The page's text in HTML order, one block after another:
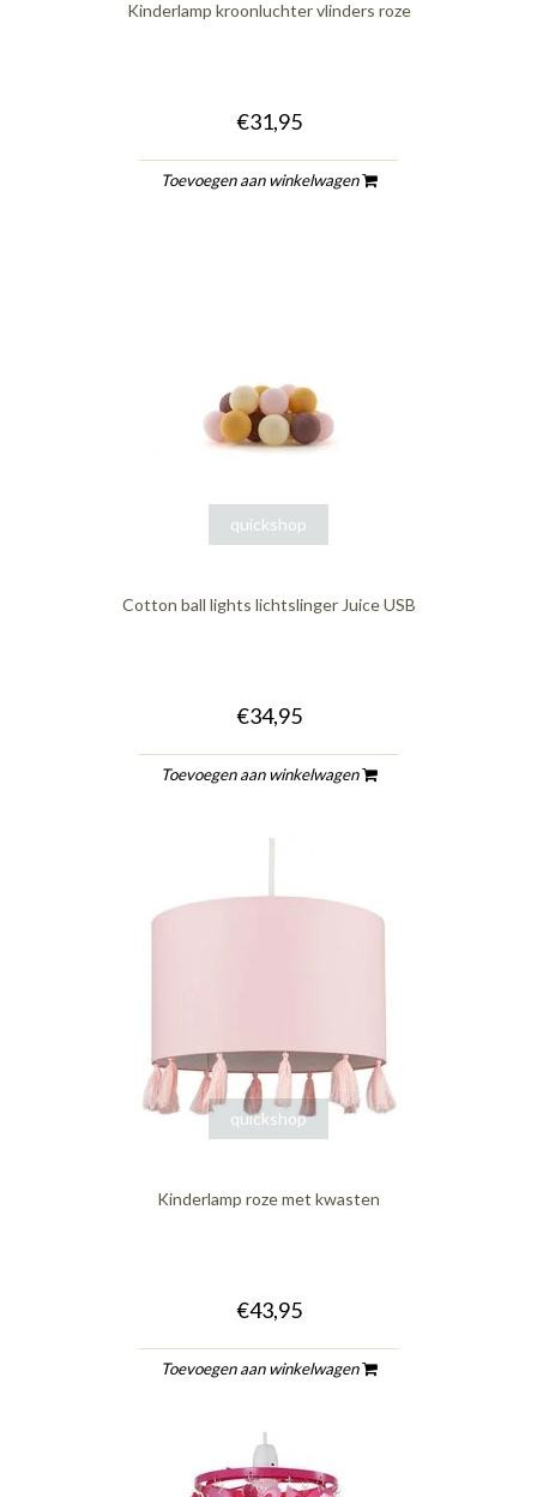
Kinderlamp kroonluchter vlinders roze
€31,95
Toevoegen aan winkelwagen
quickshop
Cotton ball lights lichtslinger Juice USB
€34,95
Toevoegen aan winkelwagen
quickshop
Kinderlamp roze met kwasten
€43,95
Toevoegen aan winkelwagen